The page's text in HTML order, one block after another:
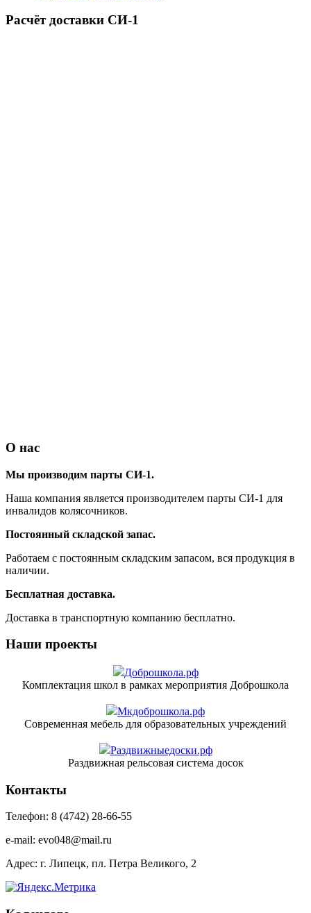
Расчёт доставки СИ-1
О нас
Мы производим парты СИ-1.
Наша компания является производителем парты СИ-1 для
инвалидов колясочников.
Постоянный складской запас.
Работаем с постоянным складским запасом, вся продукция в
наличии.
Бесплатная доставка.
Доставка в транспортную компанию бесплатно.
Наши проекты
Доброшкола.рф
Комплектация школ в рамках мероприятия Доброшкола
Мкдоброшкола.рф
Современная мебель для образовательных учреждений
Раздвижныедоски.рф
Раздвижная рельсовая система досок
Контакты
Телефон: 8 (4742) 28-66-55
e-mail: evo048@mail.ru
Адрес: г. Липецк, пл. Петра Великого, 2